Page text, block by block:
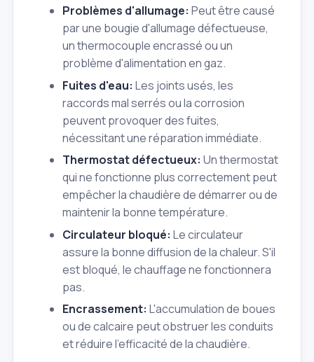
Problèmes d'allumage: Peut être causé
par une bougie d'allumage défectueuse,
un thermocouple encrassé ou un
problème d'alimentation en gaz.
Fuites d'eau: Les joints usés, les
raccords mal serrés ou la corrosion
peuvent provoquer des fuites,
nécessitant une réparation immédiate.
Thermostat défectueux: Un thermostat
qui ne fonctionne plus correctement peut
empêcher la chaudière de démarrer ou de
maintenir la bonne température.
Circulateur bloqué: Le circulateur
assure la bonne diffusion de la chaleur. S'il
est bloqué, le chauffage ne fonctionnera
pas.
Encrassement: L'accumulation de boues
ou de calcaire peut obstruer les conduits
et réduire l'efficacité de la chaudière.